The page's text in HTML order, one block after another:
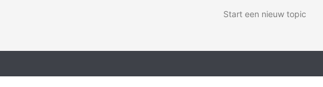
Start een nieuw topic